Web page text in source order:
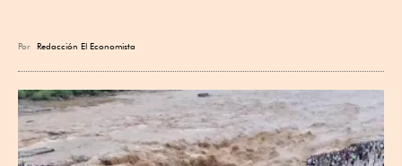
Por Redacción El Economista